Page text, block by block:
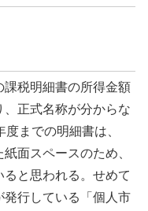
税明細書の所得金額
正式名称が分からな
までの明細書は、
面スペースのため、
と思われる。せめて
行している「個人市